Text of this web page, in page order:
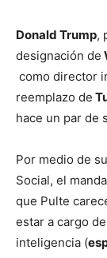
Donald Trump,
designación de
como director
reemplazo de
hace un par de
Por medio de
Social, el
que Pulte
estar a cargo
inteligencia (